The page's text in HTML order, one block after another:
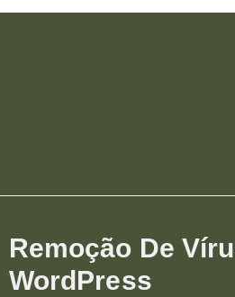
Remoção De
WordPress